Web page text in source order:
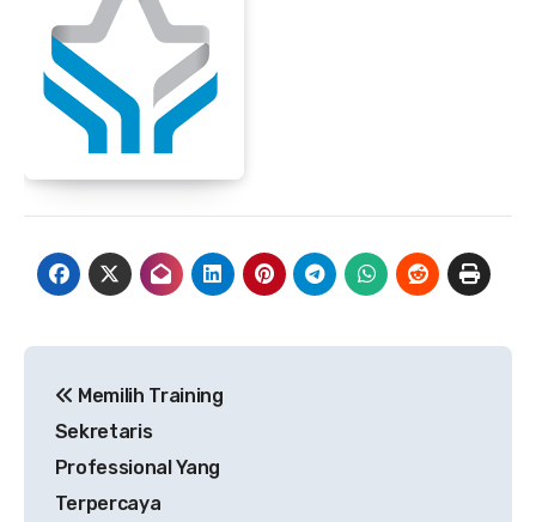
pos
Memilih Training
Sekretaris
Professional Yang
Terpercaya